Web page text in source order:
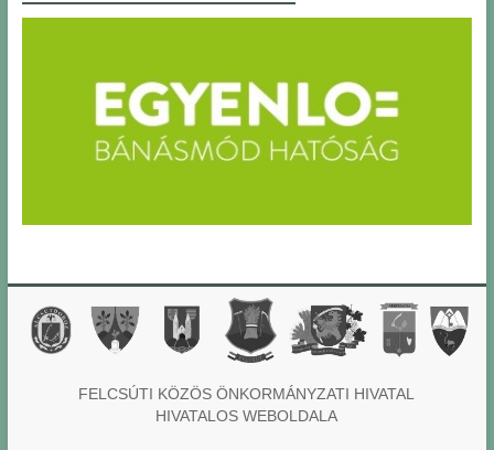
FELCSÚTI KÖZÖS ÖNKORMÁNYZATI HIVATAL
HIVATALOS WEBOLDALA